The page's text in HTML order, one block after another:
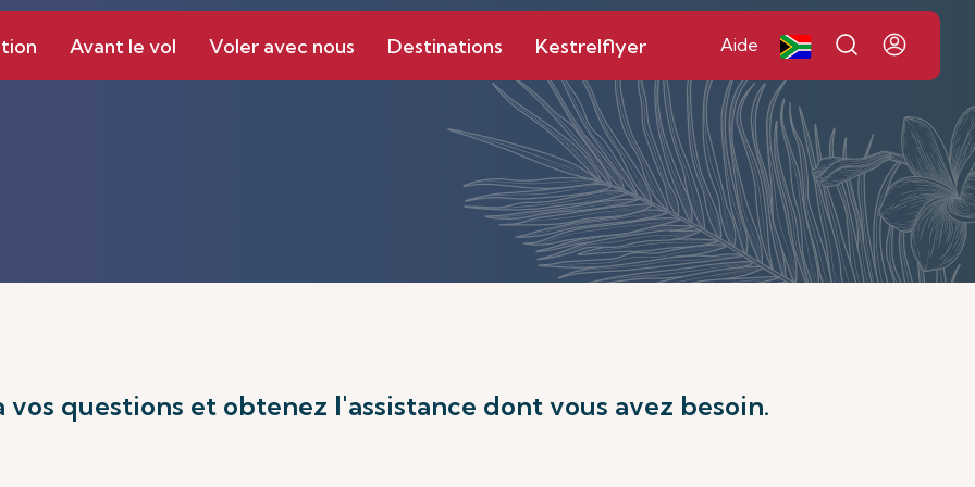
Avant le vol Voler avec nous Destinations Kestrelflyer Aide
vos questions et obtenez l'assistance dont vous avez besoin.